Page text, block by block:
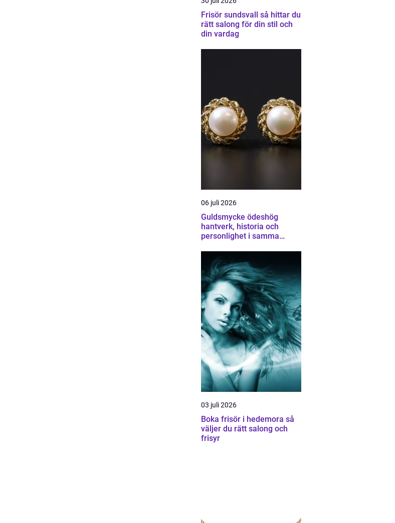
Frisör sundsvall så hittar du
rätt salong för din stil och
din vardag
06 juli 2026
Guldsmycke ödeshög
hantverk, historia och
personlighet i samma
03 juli 2026
Boka frisör i hedemora så
väljer du rätt salong och
frisyr